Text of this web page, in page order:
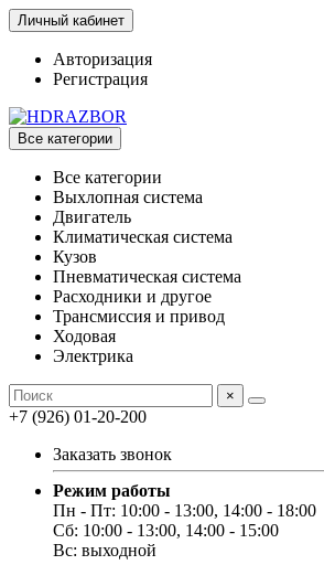
Личный кабинет
Авторизация
Регистрация
Все категории
Все категории
Выхлопная система
Двигатель
Климатическая система
Кузов
Пневматическая система
Расходники и другое
Трансмиссия и привод
Ходовая
Электрика
×
+7 (926) 01-20-200
Заказать звонок
Режим работы
Пн - Пт: 10:00 - 13:00, 14:00 - 18:00
Сб: 10:00 - 13:00, 14:00 - 15:00
Вс: выходной